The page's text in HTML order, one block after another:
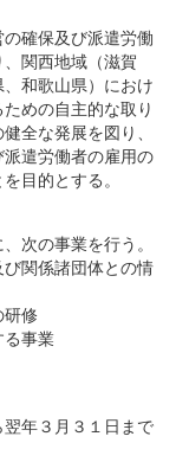
確保及び派遣労働
関西地域（滋賀
和歌山県）におけ
めの自主的な取り
全な発展を図り、
遣労働者の雇用の
目的とする。
次の事業を行う。
び関係諸団体との情
研修
る事業
年３月３１日まで